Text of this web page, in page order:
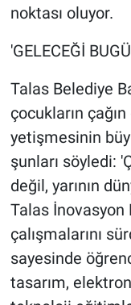
noktası oluyor.
'GELECEĞİ
Talas Belediye
çocukların
yetişmesinin
şunları söyledi:
değil, yarının
Talas İnovasyon
çalışmalarını
sayesinde
tasarım,